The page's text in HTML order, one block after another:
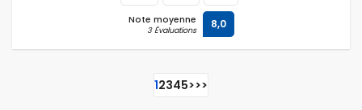
Note moyenne
3 Évaluations 8,0
12345>>>